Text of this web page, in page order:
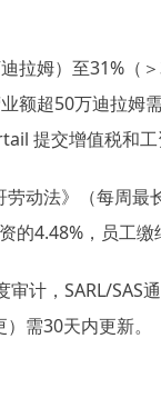
拉姆）至31%（
额超50万迪拉姆
提交增值税和
劳动法》（每周最
的4.48%，员工缴
审计，SARL/SAS
）需30天内更新。